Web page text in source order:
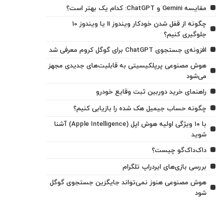
مقایسه Gemini و ChatGPT: کدام یک بهتر است؟
چگونه از قفل شدن خودکار ویندوز 11 یا ویندوز 10
جلوگیری کنیم؟
افزونه‌ی جستجوی ChatGPT برای گوگل کروم معرفی شد
هوش مصنوعی پرپلکیسیتی به قابلیت‌های جدیدی مجهز
می‌شود
راهنمای خرید دوربین ثبت وقایع خودرو
چگونه حساب جیمیل هک شده را بازیابی کنیم؟
با ۱۰ ویژگی اولیه هوش اپل (Apple Intelligence) آشنا
شوید
داک‌داک‌گو چیست؟
بررسی بازی‌های ایردراپ تلگرام
هوش مصنوعی هنوز نمی‌تواند جایگزین جستجوی گوگل
شود